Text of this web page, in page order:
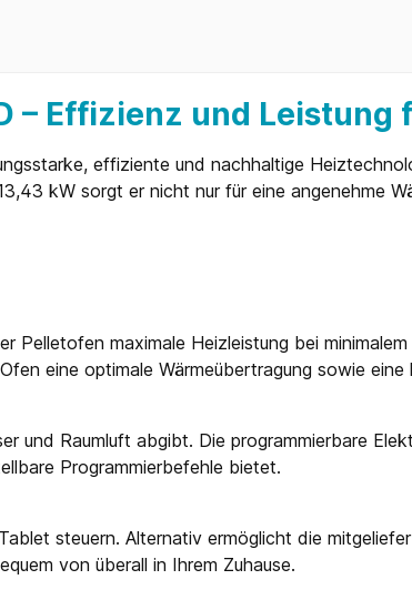
– Effizienz und Leistung
effiziente und nachhaltige
kW sorgt er nicht nur für eine angenehme
maximale Heizleistung bei
eine optimale Wärmeübertragung sowie eine
und Raumluft abgibt. Die programmierbare
Programmierbefehle bietet.
steuern. Alternativ ermöglicht die
von überall in Ihrem Zuhause.